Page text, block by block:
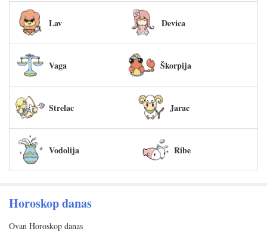
Lav Devica
Vaga Škorpija
Strelac Jarac
Vodolija Ribe
Horoskop danas
Ovan Horoskop danas